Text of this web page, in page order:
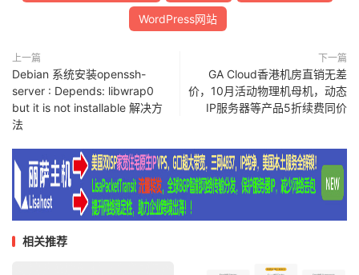
WordPress网站
上一篇
Debian 系统安装openssh-
server : Depends: libwrap0
but it is not installable 解决方
法
下一篇
GA Cloud香港机房直销无差
价，10月活动物理机母机，动态
IP服务器等产品5折续费同价
相关推荐